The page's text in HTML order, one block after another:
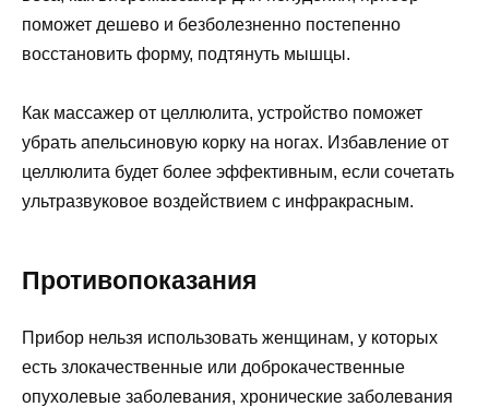
поможет дешево и безболезненно постепенно
восстановить форму, подтянуть мышцы.
Как массажер от целлюлита, устройство поможет
убрать апельсиновую корку на ногах. Избавление от
целлюлита будет более эффективным, если сочетать
ультразвуковое воздействием с инфракрасным.
Противопоказания
Прибор нельзя использовать женщинам, у которых
есть злокачественные или доброкачественные
опухолевые заболевания, хронические заболевания